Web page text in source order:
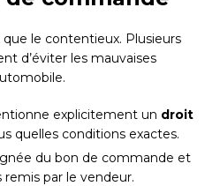
le contentieux. Plusieurs
d’éviter les mauvaises
explicitement un droit
quelles conditions exactes.
du bon de commande et
par le vendeur.